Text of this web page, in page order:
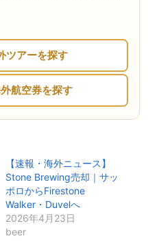
ツアーを探す
航空券を探す
【速報・海外ニュース】
Stone Brewing売却｜サッ
ポロからFirestone
Walker・Duvelへ
2026年4月23日
beer